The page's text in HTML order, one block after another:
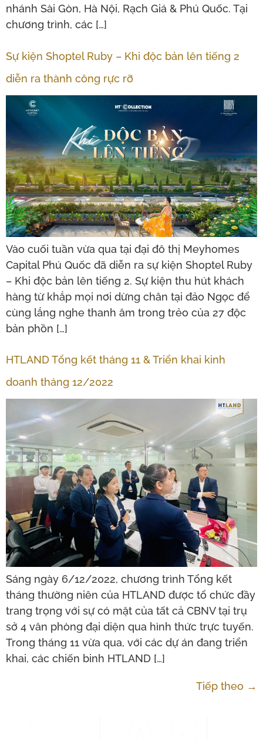
nhánh Sài Gòn, Hà Nội, Rạch Giá & Phú Quốc. Tại
chương trình, các […]
Sự kiện Shoptel Ruby – Khi độc bản lên tiếng 2
diễn ra thành công rực rỡ
Vào cuối tuần vừa qua tại đại đô thị Meyhomes
Capital Phú Quốc đã diễn ra sự kiện Shoptel Ruby
– Khi độc bản lên tiếng 2. Sự kiện thu hút khách
hàng từ khắp mọi nơi dừng chân tại đảo Ngọc để
cùng lắng nghe thanh âm trong trẻo của 27 độc
bản phồn […]
HTLAND Tổng kết tháng 11 & Triển khai kinh
doanh tháng 12/2022
Sáng ngày 6/12/2022, chương trình Tổng kết
tháng thường niên của HTLAND được tổ chức đầy
trang trọng với sự có mặt của tất cả CBNV tại trụ
sở 4 văn phòng đại diện qua hình thức trực tuyến.
Trong tháng 11 vừa qua, với các dự án đang triển
khai, các chiến binh HTLAND […]
Tiếp theo →